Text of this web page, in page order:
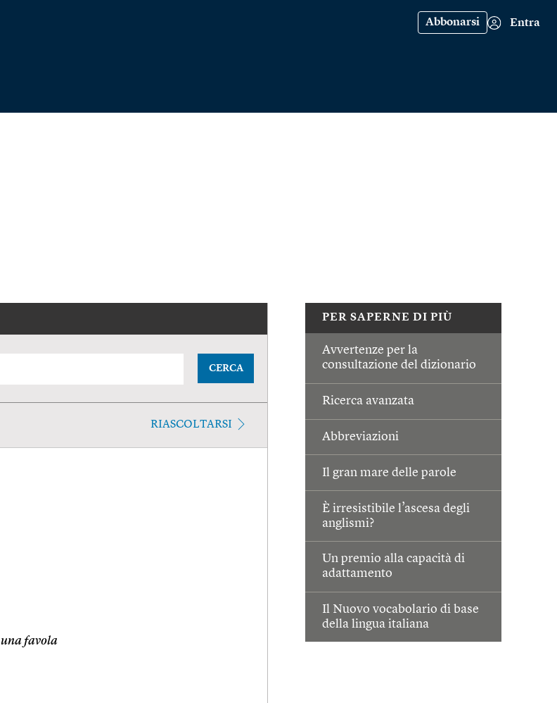
Abbonarsi Entra
PER SAPERNE DI PIÙ
Avvertenze per la
consultazione del dizionario
Ricerca avanzata
Abbreviazioni
Il gran mare delle parole
È irresistibile l’ascesa degli
anglismi?
Un premio alla capacità di
adattamento
Il Nuovo vocabolario di base
della lingua italiana
CERCA
RIASCOLTARSI
una favola